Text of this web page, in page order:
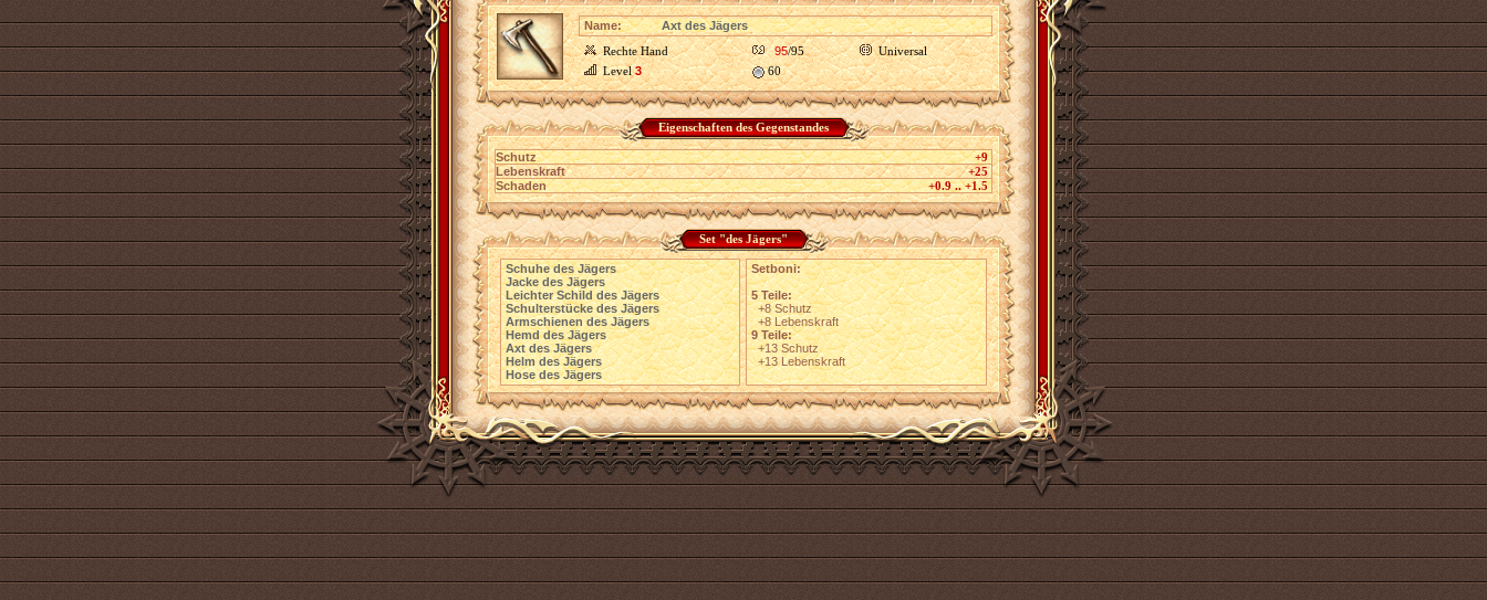
Name:
Axt des Jägers
Rechte Hand
95/95
Universal
Level3 60
Eigenschaften des Gegenstandes
Schutz
+9
Lebenskraft
+25
Schaden
+0.9 .. +1.5
Set "des Jägers"
Schuhe des Jägers
Jacke des Jägers
Leichter Schild des Jägers
Schulterstücke des Jägers
Armschienen des Jägers
Hemd des Jägers
Axt des Jägers
Helm des Jägers
Hose des Jägers
Setboni:
5 Teile:
+8 Schutz
+8 Lebenskraft
9 Teile:
+13 Schutz
+13 Lebenskraft